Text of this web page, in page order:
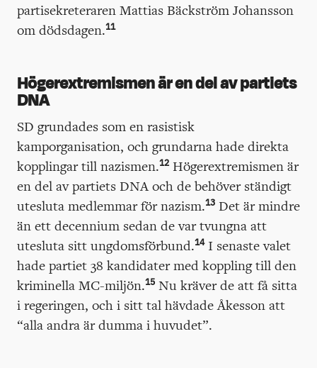
partisekreteraren Mattias Bäckström Johansson
om dödsdagen.11
Högerextremismen är en del av partiets
DNA
SD grundades som en rasistisk
kamporganisation, och grundarna hade direkta
kopplingar till nazismen.12 Högerextremismen är
en del av partiets DNA och de behöver ständigt
utesluta medlemmar för nazism.13 Det är mindre
än ett decennium sedan de var tvungna att
utesluta sitt ungdomsförbund.14I senaste valet
hade partiet 38 kandidater med koppling till den
kriminella MC-miljön.15 Nu kräver de att få sitta
i regeringen, och i sitt tal hävdade Åkesson att
“alla andra är dumma i huvudet”.